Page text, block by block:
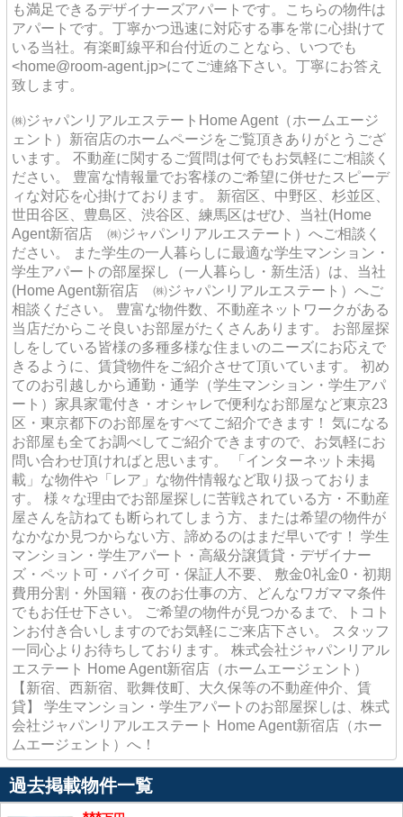
も満足できるデザイナーズアパートです。こちらの物件は
アパートです。丁寧かつ迅速に対応する事を常に心掛けて
いる当社。有楽町線平和台付近のことなら、いつでも
<home@room-agent.jp>にてご連絡下さい。丁寧にお答え
致します。
㈱ジャパンリアルエステートHome Agent（ホームエージ
ェント）新宿店のホームページをご覧頂きありがとうござ
います。 不動産に関するご質問は何でもお気軽にご相談く
ださい。 豊富な情報量でお客様のご希望に併せたスピーデ
ィな対応を心掛けております。 新宿区、中野区、杉並区、
世田谷区、豊島区、渋谷区、練馬区はぜひ、当社(Home
Agent新宿店 ㈱ジャパンリアルエステート）へご相談く
ださい。 また学生の一人暮らしに最適な学生マンション・
学生アパートの部屋探し（一人暮らし・新生活）は、当社
(Home Agent新宿店 ㈱ジャパンリアルエステート）へご
相談ください。 豊富な物件数、不動産ネットワークがある
当店だからこそ良いお部屋がたくさんあります。 お部屋探
しをしている皆様の多種多様な住まいのニーズにお応えで
きるように、賃貸物件をご紹介させて頂いています。 初め
てのお引越しから通勤・通学（学生マンション・学生アパ
ート）家具家電付き・オシャレで便利なお部屋など東京23
区・東京都下のお部屋をすべてご紹介できます！ 気になる
お部屋も全てお調べしてご紹介できますので、お気軽にお
問い合わせ頂ければと思います。 「インターネット未掲
載」な物件や「レア」な物件情報など取り扱っておりま
す。 様々な理由でお部屋探しに苦戦されている方・不動産
屋さんを訪ねても断られてしまう方、または希望の物件が
なかなか見つからない方、諦めるのはまだ早いです！ 学生
マンション・学生アパート・高級分譲賃貸・デザイナー
ズ・ペット可・バイク可・保証人不要、 敷金0礼金0・初期
費用分割・外国籍・夜のお仕事の方、どんなワガママ条件
でもお任せ下さい。 ご希望の物件が見つかるまで、トコト
ンお付き合いしますのでお気軽にご来店下さい。 スタッフ
一同心よりお待ちしております。 株式会社ジャパンリアル
エステート Home Agent新宿店（ホームエージェント）
【新宿、西新宿、歌舞伎町、大久保等の不動産仲介、賃
貸】 学生マンション・学生アパートのお部屋探しは、株式
会社ジャパンリアルエステート Home Agent新宿店（ホー
ムエージェント）へ！
過去掲載物件一覧